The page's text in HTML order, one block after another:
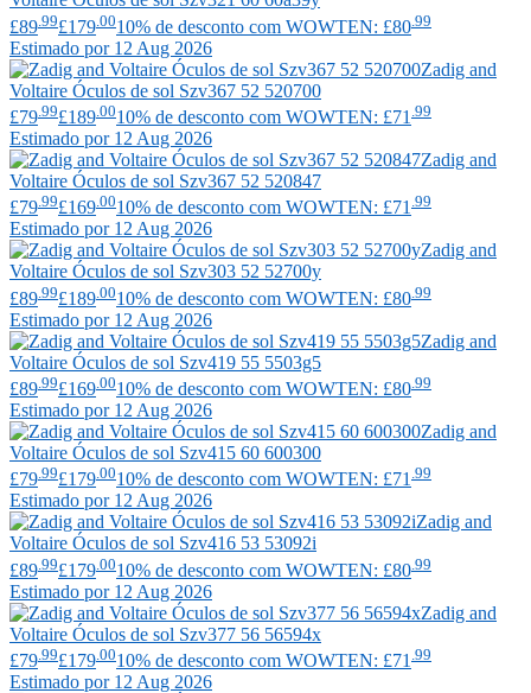
£89 .99£179 .0010% de desconto com WOWTEN: £80 .99
Estimado por 12 Aug 2026
Zadig and
Voltaire Óculos de sol Szv367 52 520700
£79 .99£189 .0010% de desconto com WOWTEN: £71 .99
Estimado por 12 Aug 2026
Zadig and
Voltaire Óculos de sol Szv367 52 520847
£79 .99£169 .0010% de desconto com WOWTEN: £71 .99
Estimado por 12 Aug 2026
Zadig and
Voltaire Óculos de sol Szv303 52 52700y
£89 .99£189 .0010% de desconto com WOWTEN: £80 .99
Estimado por 12 Aug 2026
Zadig and
Voltaire Óculos de sol Szv419 55 5503g5
£89 .99£169 .0010% de desconto com WOWTEN: £80 .99
Estimado por 12 Aug 2026
Zadig and
Voltaire Óculos de sol Szv415 60 600300
£79 .99£179 .0010% de desconto com WOWTEN: £71 .99
Estimado por 12 Aug 2026
Zadig and
Voltaire Óculos de sol Szv416 53 53092i
£89 .99£179 .0010% de desconto com WOWTEN: £80 .99
Estimado por 12 Aug 2026
Zadig and
Voltaire Óculos de sol Szv377 56 56594x
£79 .99£179 .0010% de desconto com WOWTEN: £71 .99
Estimado por 12 Aug 2026